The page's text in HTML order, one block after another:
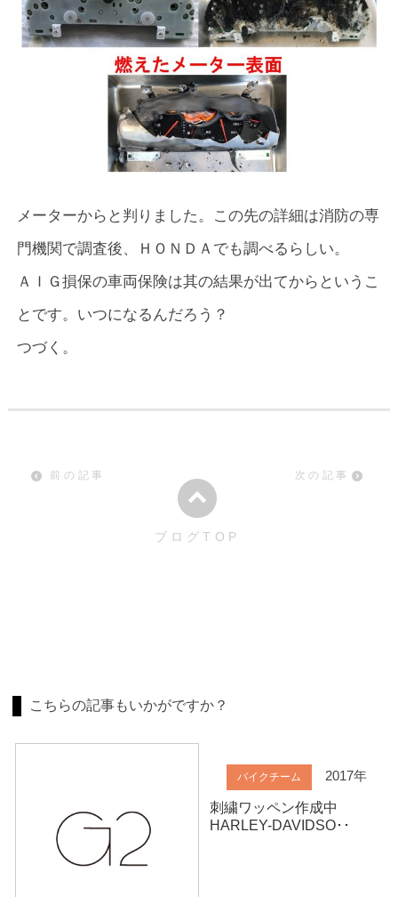
メーターからと判りました。この先の詳細は消防の専
門機関で調査後、ＨＯＮＤＡでも調べるらしい。
ＡＩＧ損保の車両保険は其の結果が出てからというこ
とです。いつになるんだろう？
つづく。
前の記事
ブログTOP
次の記事
こちらの記事もいかがですか？
バイクチーム 2017年
刺繍ワッペン作成中
HARLEY-DAVIDSO･･